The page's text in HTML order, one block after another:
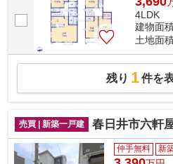
4LDK
建物面
土地面
残り 1件を
売買 | 新築一戸建 春日井市六軒屋町字中山
仲手無料 新